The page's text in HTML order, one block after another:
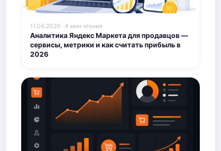
11.06.2026 · 4 мин чтения
Аналитика Яндекс Маркета для продавцов —
сервисы, метрики и как считать прибыль в
2026